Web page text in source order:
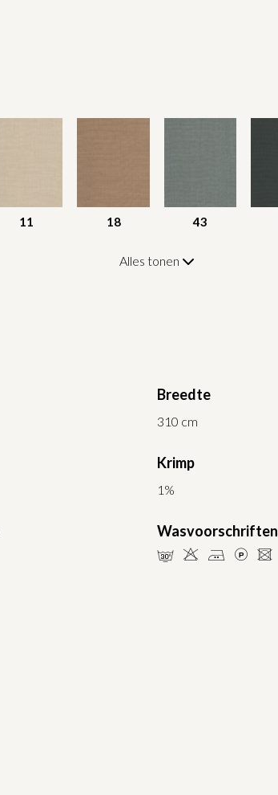
11 18 43
Alles tonen
Breedte
310 cm
Krimp
1%
Wasvoorschriften
mHELU